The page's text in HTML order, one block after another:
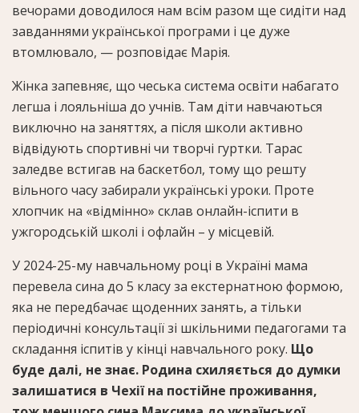
вечорами доводилося нам всім разом ще сидіти над
завданнями української програми і це дуже
втомлювало, — розповідає Марія.
Жінка запевняє, що чеська система освіти набагато
легша і лояльніша до учнів. Там діти навчаються
виключно на заняттях, а після школи активно
відвідують спортивні чи творчі гуртки. Тарас
заледве встигав на баскетбол, тому що решту
вільного часу забирали українські уроки. Проте
хлопчик на «відмінно» склав онлайн-іспити в
ужгородській школі і офлайн – у місцевій.
У 2024-25-му навчальному році в Україні мама
перевела сина до 5 класу за екстернатною формою,
яка не передбачає щоденних занять, а тільки
періодичні консультації зі шкільними педагогами та
складання іспитів у кінці навчального року. Що
буде далі, не знає. Родина схиляється до думки
залишатися в Чехії на постійне проживання,